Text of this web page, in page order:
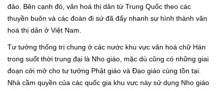
đảo. Bên cạnh đó, văn hoá thị dân từ Trung Quốc theo các
thuyền buôn và các đoàn đi sứ đã đẩy nhanh sự hình thành văn
hoá thị dân ở Việt Nam.
Tư tưởng thống trị chung ở các nước khu vực văn hoá chữ Hán
trong suốt thời trung đại là Nho giáo, mặc dù cũng có những giai
đoạn cởi mở cho tư tưởng Phật giáo và Đạo giáo cùng tồn tại.
Nhà cầm quyền của các quốc gia khu vực này sử dụng Nho giáo